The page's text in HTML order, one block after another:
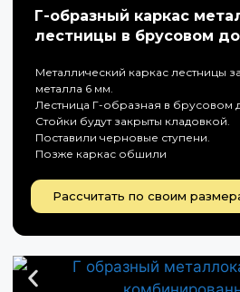
Г-образный каркас
лестницы в брусовом
Металлический каркас лестницы
металла 6 мм.
Лестница Г-образная в брусовом
Стойки будут закрыты кладовкой.
Поставили черновые ступени.
Позже каркас обшили
Рассчитать по своим